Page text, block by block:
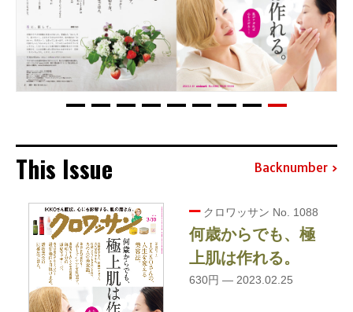
This Issue Backnumber
クロワッサン No. 1088
何歳からでも、極
上肌は作れる。
630円 — 2023.02.25